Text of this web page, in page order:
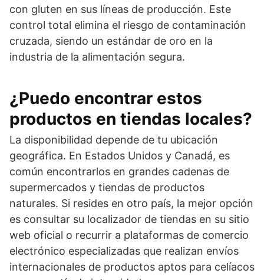
con gluten en sus líneas de producción. Este
control total elimina el riesgo de contaminación
cruzada, siendo un estándar de oro en la
industria de la alimentación segura.
¿Puedo encontrar estos
productos en tiendas locales?
La disponibilidad depende de tu ubicación
geográfica. En Estados Unidos y Canadá, es
común encontrarlos en grandes cadenas de
supermercados y tiendas de productos
naturales. Si resides en otro país, la mejor opción
es consultar su localizador de tiendas en su sitio
web oficial o recurrir a plataformas de comercio
electrónico especializadas que realizan envíos
internacionales de productos aptos para celíacos